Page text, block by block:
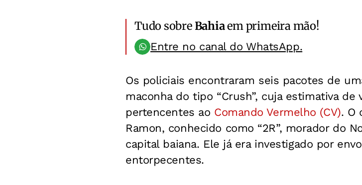
Tudo sobreBahiaem primeira mão!
Entre no canal do WhatsApp.
Os policiais encontraram seis pacotes de
maconha do tipo “Crush”, cuja estimativa de
pertencentes ao Comando Vermelho (CV). O
Ramon, conhecido como “2R”, morador do
capital baiana. Ele já era investigado por
entorpecentes.